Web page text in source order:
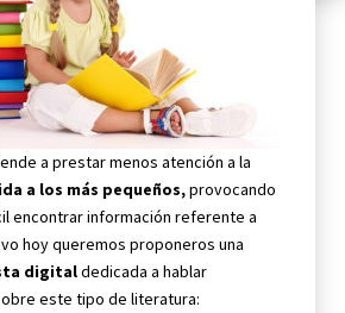
a prestar menos atención a la
a los más pequeños,provocando
encontrar información referente a
hoy queremos proponeros una
digitaldedicada a hablar
este tipo de literatura: